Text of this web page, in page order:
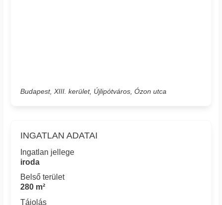
Budapest, XIII. kerület, Újlipótváros, Ózon utca
INGATLAN ADATAI
Ingatlan jellege
iroda
Belső terület
280 m²
Tájolás